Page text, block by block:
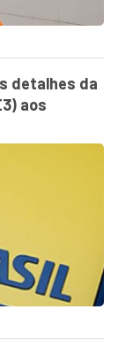
detalhes da
aos